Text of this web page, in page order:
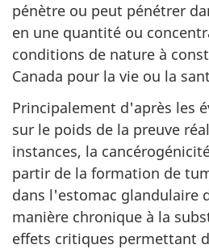
pénètre ou peut pénétrer
en une quantité ou
conditions de nature à
Canada pour la vie ou la
Principalement d'après les
sur le poids de la preuve
instances, la
partir de la formation de
dans l'estomac glandulaire
manière chronique à la
effets critiques permettant